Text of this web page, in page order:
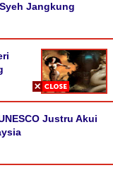
Jangkung
Justru Akui